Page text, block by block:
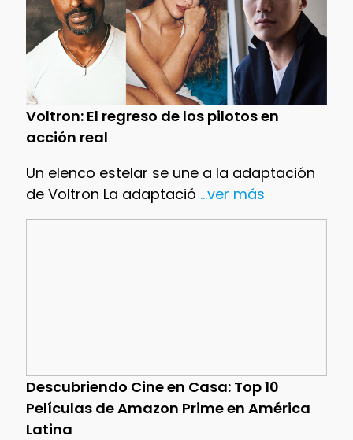
Voltron: El regreso de los pilotos en
acción real
Un elenco estelar se une a la adaptación
de Voltron La adaptació ...ver más
Descubriendo Cine en Casa: Top 10
Películas de Amazon Prime en América
Latina